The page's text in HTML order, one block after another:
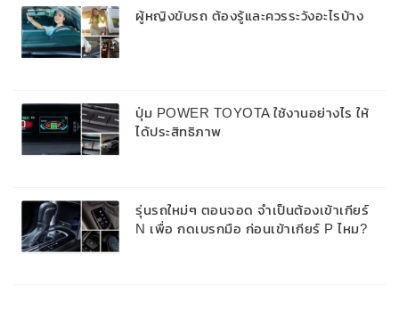
ผู้หญิงขับรถ ต้องรู้และควรระวังอะไรบ้าง
ปุ่ม POWER TOYOTA ใช้งานอย่างไร ให้
ได้ประสิทธิภาพ
รุ่นรถใหม่ๆ ตอนจอด จำเป็นต้องเข้าเกียร์
N เพื่อ กดเบรกมือ ก่อนเข้าเกียร์ P ไหม?